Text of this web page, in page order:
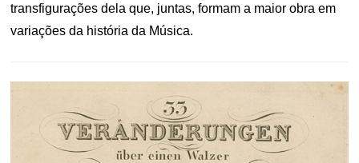
transfigurações dela que, juntas, formam a maior obra em
variações da história da Música.